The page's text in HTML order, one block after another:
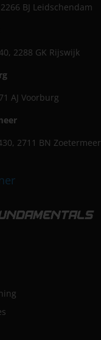
BJ Leidschendam
2288 GK Rijswijk
AJ Voorburg
2711 BN Zoetermeer